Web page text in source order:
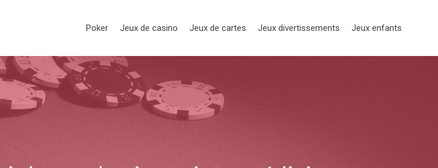
Poker Jeux de casino Jeux de cartes Jeux divertissements Jeux enfants